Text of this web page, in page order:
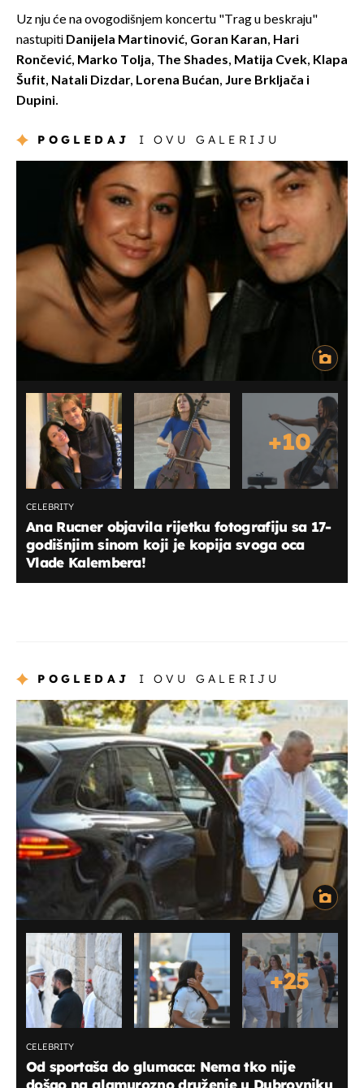
Uz nju će na ovogodišnjem koncertu "Trag u beskraju"
nastupiti Danijela Martinović, Goran Karan, Hari
Rončević, Marko Tolja, The Shades, Matija Cvek, Klapa
Šufit, Natali Dizdar, Lorena Bućan, Jure Brkljača i
Dupini.
POGLEDAJ I OVU GALERIJU
+10
CELEBRITY
Ana Rucner objavila rijetku fotografiju sa 17-
godišnjim sinom koji je kopija svoga oca
Vlade Kalembera!
POGLEDAJ I OVU GALERIJU
+25
CELEBRITY
Od sportaša do glumaca: Nema tko nije
došao na glamurozno druženje u Dubrovniku